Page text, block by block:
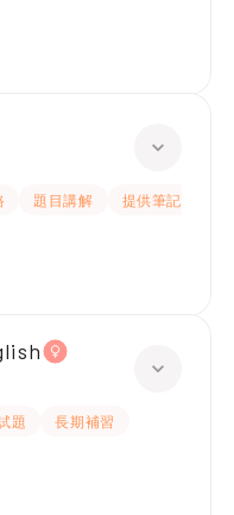
題目講解 提供筆記
題
長期補習